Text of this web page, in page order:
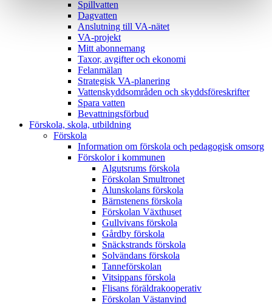
Spillvatten
Dagvatten
Anslutning till VA-nätet
VA-projekt
Mitt abonnemang
Taxor, avgifter och ekonomi
Felanmälan
Strategisk VA-planering
Vattenskyddsområden och skyddsföreskrifter
Spara vatten
Bevattningsförbud
Förskola, skola, utbildning
Förskola
Information om förskola och pedagogisk omsorg
Förskolor i kommunen
Algutsrums förskola
Förskolan Smultronet
Alunskolans förskola
Bärnstenens förskola
Förskolan Växthuset
Gullvivans förskola
Gårdby förskola
Snäckstrands förskola
Solvändans förskola
Tanneförskolan
Vitsippans förskola
Flisans föräldrakooperativ
Förskolan Västanvind